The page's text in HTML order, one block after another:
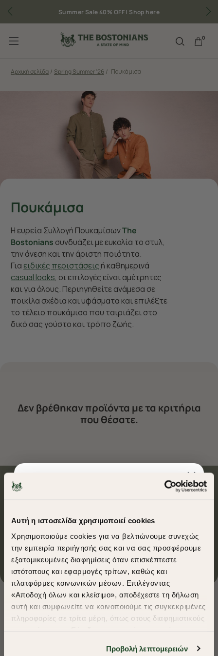
Αυτή η ιστοσελίδα χρησιμοποιεί cookies
Χρησιμοποιούμε cookies για να βελτιώνουμε συνεχώς
την εμπειρία περιήγησής σας και να σας προσφέρουμε
εξατομικευμένες διαφημίσεις όταν επισκέπτεστε
ιστότοπους και εφαρμογές τρίτων, καθώς και
πλατφόρμες κοινωνικών μέσων. Επιλέγοντας
«Αποδοχή όλων και κλείσιμο», αποδέχεστε τη δήλωση
αυτή και συμφωνείτε να κοινοποιούμε τις συγκεκριμένες
πληροφορίες σε τρίτα μέρη, όπως στους διαφημιστικούς
απαιτούμενα cookies» και θα περιοριστούμε
Προβολή λεπτομερειών
Summer Sale 40% OFF | Shop here
0
Πουκάμισα
Η ευρεία Συλλογή ΠουκαμίσωνThe
Bostonians συνδυάζει με ευκολία το στυλ,
την άνεση και την άριστη ποιότητα.
Για ειδικές περιστάσεις ή καθημερινά
casual looks, οι επιλογές είναι αμέτρητες
και για όλους. Περιηγηθείτε ανάμεσα σε
ποικίλα σχέδια και υφάσματα και επιλέξτε
το τέλειο πουκάμισο που ταιριάζει στο
δικό σας γούστο και τρόπο ζωής.
Αρχική σελίδα / Spring Summer '26 / Πουκάμισα
Δεν βρέθηκαν προϊόντα με τα κριτήρια
που θέσατε.
Επικοινωνία
Εγγραφείτε και κερδίστε 10%
στην πρώτη σας αγορά *
T-Shirts
Polo
​
A Season of Style
SUMMER SALE